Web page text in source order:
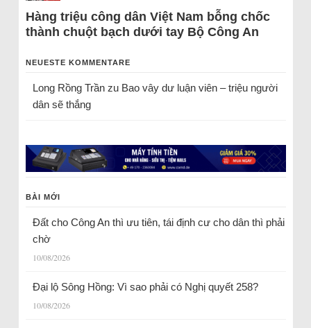
Hàng triệu công dân Việt Nam bỗng chốc
thành chuột bạch dưới tay Bộ Công An
NEUESTE KOMMENTARE
Long Rồng Trầnzu Bao vây dư luận viên – triệu người
dân sẽ thắng
BÀI MỚI
Đất cho Công An thì ưu tiên, tái định cư cho dân thì phải
chờ
10/08/2026
Đại lộ Sông Hồng: Vì sao phải có Nghị quyết 258?
10/08/2026